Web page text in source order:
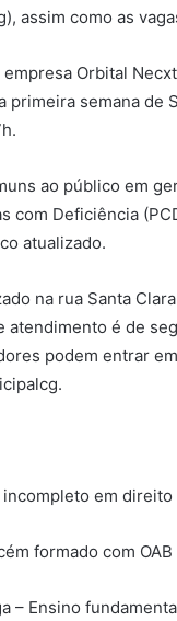
assim como as
Orbital
primeira semana
ao público em
com Deficiência
atualizado.
na rua Santa
atendimento é de
podem entrar
em direito
formado com OAB
– Ensino